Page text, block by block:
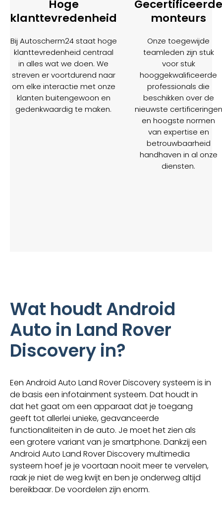
Hoge
klanttevredenheid
Bij Autoscherm24 staat hoge
klanttevredenheid centraal
in alles wat we doen. We
streven er voortdurend naar
om elke interactie met onze
klanten buitengewoon en
gedenkwaardig te maken.
Gecertificeerde
monteurs
Onze toegewijde
teamleden zijn stuk
voor stuk
hooggekwalificeerde
professionals die
beschikken over de
nieuwste certificeringen
en hoogste normen
van expertise en
betrouwbaarheid
handhaven in al onze
diensten.
Wat houdt Android
Auto in Land Rover
Discovery in?
Een Android Auto Land Rover Discovery systeem is in
de basis een infotainment systeem. Dat houdt in
dat het gaat om een apparaat dat je toegang
geeft tot allerlei unieke, geavanceerde
functionaliteiten in de auto. Je moet het zien als
een grotere variant van je smartphone. Dankzij een
Android Auto Land Rover Discovery multimedia
systeem hoef je je voortaan nooit meer te vervelen,
raak je niet de weg kwijt en ben je onderweg altijd
bereikbaar. De voordelen zijn enorm.